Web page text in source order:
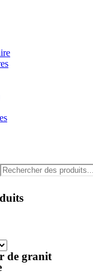
de granit